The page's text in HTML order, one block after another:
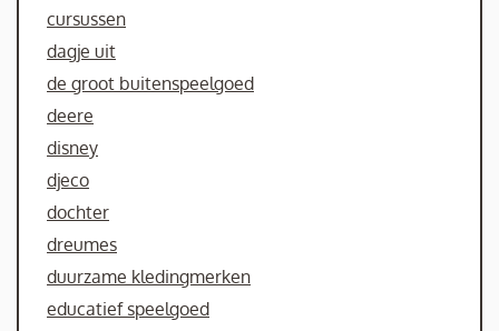
cursussen
dagje uit
de groot buitenspeelgoed
deere
disney
djeco
dochter
dreumes
duurzame kledingmerken
educatief speelgoed